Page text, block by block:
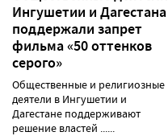
Ингушетии и Дагестана
поддержали запрет
фильма «50 оттенков
серого»
Общественные и религиозные
деятели в Ингушетии и
Дагестане поддерживают
решение властей ......